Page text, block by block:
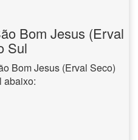
Bom Jesus (Erval
Sul
Bom Jesus (Erval Seco)
abaixo: